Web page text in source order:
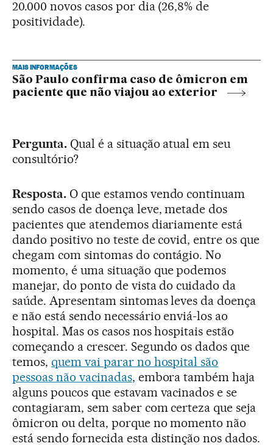
20.000 novos casos por dia (26,8% de
positividade).
MAIS INFORMAÇÕES
São Paulo confirma caso de ômicron em
paciente que não viajou ao exterior
Pergunta. Qual é a situação atual em seu
consultório?
Resposta.O que estamos vendo continuam
sendo casos de doença leve, metade dos
pacientes que atendemos diariamente está
dando positivo no teste de covid, entre os que
chegam com sintomas do contágio. No
momento, é uma situação que podemos
manejar, do ponto de vista do cuidado da
saúde. Apresentam sintomas leves da doença
e não está sendo necessário enviá-los ao
hospital. Mas os casos nos hospitais estão
começando a crescer. Segundo os dados que
temos, quem vai parar no hospital são
pessoas não vacinadas, embora também haja
alguns poucos que estavam vacinados e se
contagiaram, sem saber com certeza que seja
ômicron ou delta, porque no momento não
está sendo fornecida esta distinção nos dados.